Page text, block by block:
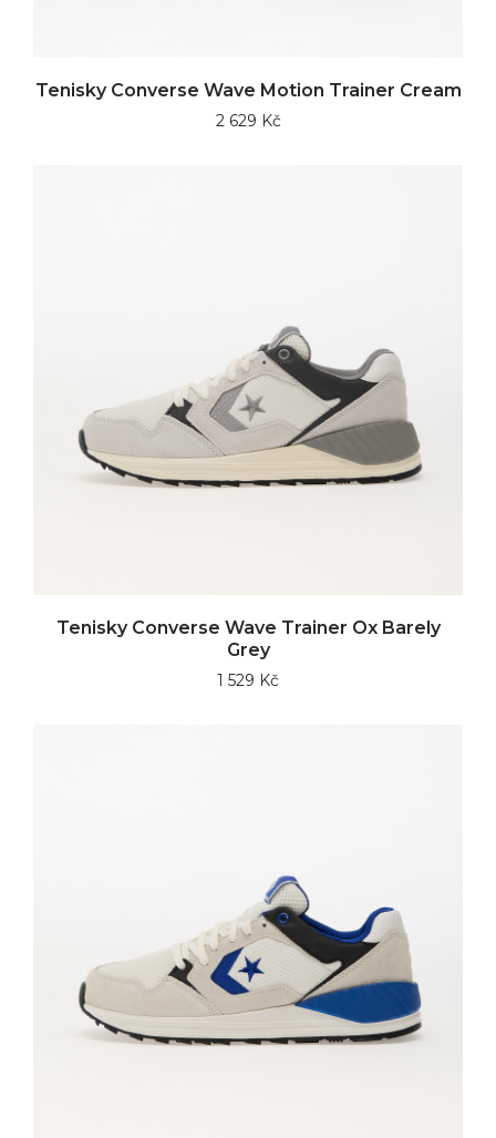
Tenisky Converse Wave Motion Trainer Cream
2 629 Kč
Tenisky Converse Wave Trainer Ox Barely
Grey
1 529 Kč